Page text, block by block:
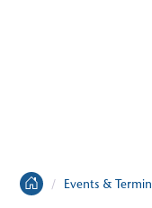
/ Events &